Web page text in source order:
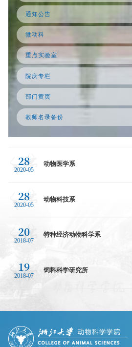
通知公告
微动科
重点实验室
院庆专栏
部门黄页
教师名录备份
28
2020-05
动物医学系
28
2020-05
动物科技系
20
2018-07
特种经济动物科学系
19
2018-07
饲料科学研究所